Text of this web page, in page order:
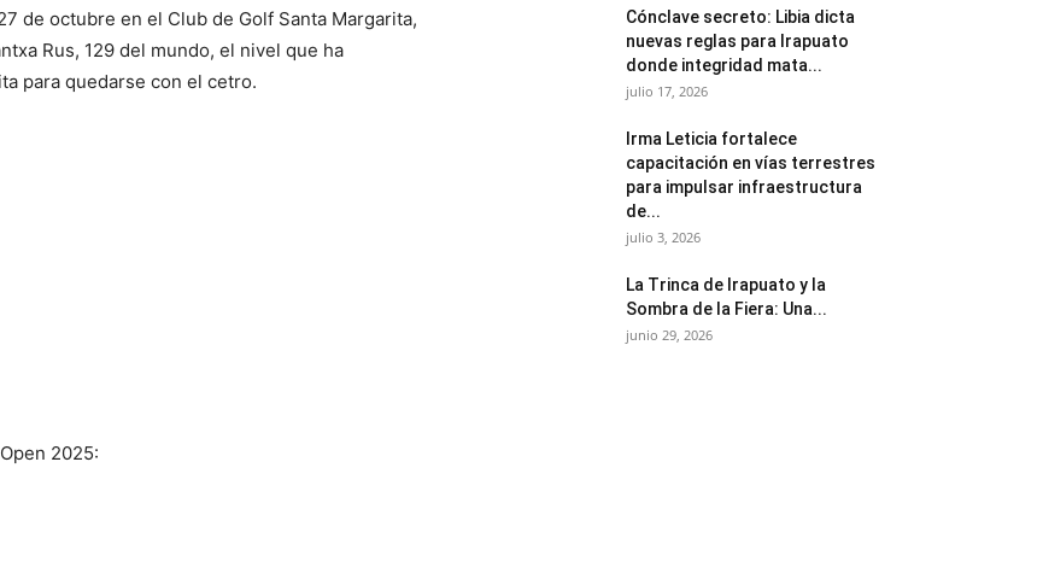
de octubre en el Club de Golf Santa Margarita,
Rus, 129 del mundo, el nivel que ha
para quedarse con el cetro.
2025:
Cónclave secreto: Libia dicta
nuevas reglas para Irapuato
donde integridad mata...
julio 17, 2026
Irma Leticia fortalece
capacitación en vías terrestres
para impulsar infraestructura
de...
julio 3, 2026
​La Trinca de Irapuato y la
Sombra de la Fiera: Una...
junio 29, 2026